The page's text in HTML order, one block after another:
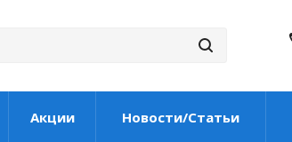
Акции Новости/Статьи